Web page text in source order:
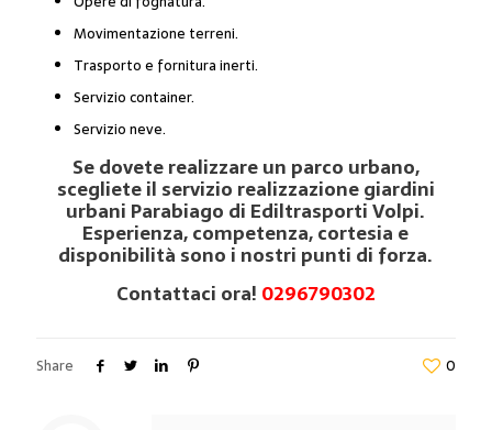
Movimentazione terreni.
Trasporto e fornitura inerti.
Servizio container.
Servizio neve.
Se dovete realizzare un parco urbano,
scegliete il servizio realizzazione giardini
urbani Parabiago di Ediltrasporti Volpi.
Esperienza, competenza, cortesia e
disponibilità sono i nostri punti di forza.
Contattaci ora! 0296790302
Share 0